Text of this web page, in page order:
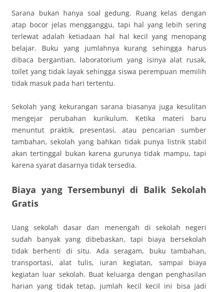
Sarana bukan hanya soal gedung. Ruang kelas dengan
atap bocor jelas mengganggu, tapi hal yang lebih sering
terlewat adalah ketiadaan hal hal kecil yang menopang
belajar. Buku yang jumlahnya kurang sehingga harus
dibaca bergantian, laboratorium yang isinya alat rusak,
toilet yang tidak layak sehingga siswa perempuan memilih
tidak masuk pada hari tertentu.
Sekolah yang kekurangan sarana biasanya juga kesulitan
mengejar perubahan kurikulum. Ketika materi baru
menuntut praktik, presentasi, atau pencarian sumber
tambahan, sekolah yang bahkan tidak punya listrik stabil
akan tertinggal bukan karena gurunya tidak mampu, tapi
karena syarat dasarnya tidak tersedia.
Biaya yang Tersembunyi di Balik Sekolah
Gratis
Uang sekolah dasar dan menengah di sekolah negeri
sudah banyak yang dibebaskan, tapi biaya bersekolah
tidak berhenti di situ. Ada seragam, buku tambahan,
transportasi, alat tulis, iuran kegiatan, sampai biaya
kegiatan luar sekolah. Buat keluarga dengan penghasilan
harian yang tidak tetap, jumlah kecil kecil ini bisa jadi